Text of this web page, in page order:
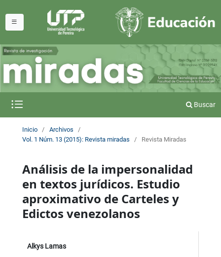
Buscar
Inicio / Archivos
/
Vol. 1 Núm. 13 (2015): Revista miradas
/ Revista Miradas
Análisis de la impersonalidad
en textos jurídicos. Estudio
aproximativo de Carteles y
Edictos venezolanos
Alkys Lamas